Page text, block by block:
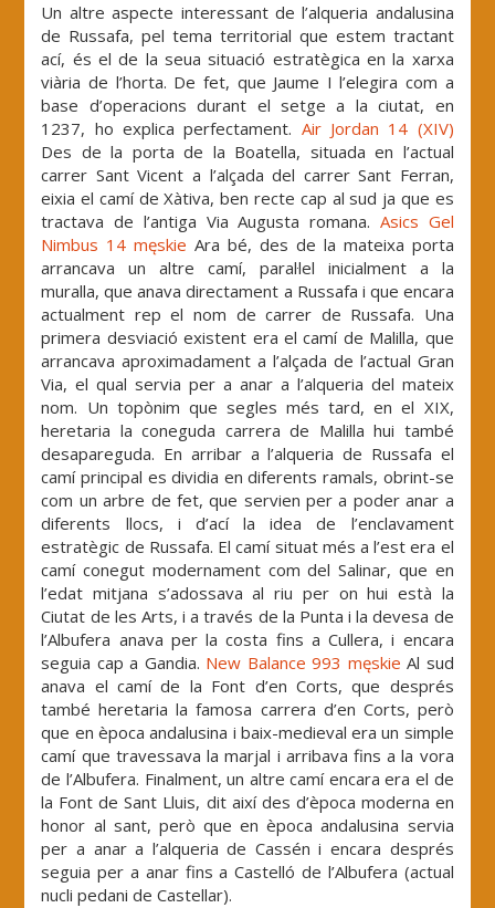
Un altre aspecte interessant de l’alqueria andalusina
de Russafa, pel tema territorial que estem tractant
ací, és el de la seua situació estratègica en la xarxa
viària de l’horta. De fet, que Jaume I l’elegira com a
base d’operacions durant el setge a la ciutat, en
1237, ho explica perfectament. Air Jordan 14 (XIV)
Des de la porta de la Boatella, situada en l’actual
carrer Sant Vicent a l’alçada del carrer Sant Ferran,
eixia el camí de Xàtiva, ben recte cap al sud ja que es
tractava de l’antiga Via Augusta romana. Asics Gel
Nimbus 14 męskie Ara bé, des de la mateixa porta
arrancava un altre camí, paral·lel inicialment a la
muralla, que anava directament a Russafa i que encara
actualment rep el nom de carrer de Russafa. Una
primera desviació existent era el camí de Malilla, que
arrancava aproximadament a l’alçada de l’actual Gran
Via, el qual servia per a anar a l’alqueria del mateix
nom. Un topònim que segles més tard, en el XIX,
heretaria la coneguda carrera de Malilla hui també
desapareguda. En arribar a l’alqueria de Russafa el
camí principal es dividia en diferents ramals, obrint-se
com un arbre de fet, que servien per a poder anar a
diferents llocs, i d’ací la idea de l’enclavament
estratègic de Russafa. El camí situat més a l’est era el
camí conegut modernament com del Salinar, que en
l’edat mitjana s’adossava al riu per on hui està la
Ciutat de les Arts, i a través de la Punta i la devesa de
l’Albufera anava per la costa fins a Cullera, i encara
seguia cap a Gandia. New Balance 993 męskie Al sud
anava el camí de la Font d’en Corts, que després
també heretaria la famosa carrera d’en Corts, però
que en època andalusina i baix-medieval era un simple
camí que travessava la marjal i arribava fins a la vora
de l’Albufera. Finalment, un altre camí encara era el de
la Font de Sant Lluis, dit així des d’època moderna en
honor al sant, però que en època andalusina servia
per a anar a l’alqueria de Cassén i encara després
seguia per a anar fins a Castelló de l’Albufera (actual
nucli pedani de Castellar).